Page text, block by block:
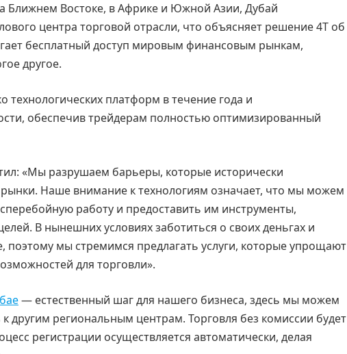
Востоке, в Африке и Южной Азии, Дубай
центра торговой отрасли, что объясняет решение 4T об
бесплатный доступ мировым финансовым рынкам,
другое.
технологических платформ в течение года и
обеспечив трейдерам полностью оптимизированный
«Мы разрушаем барьеры, которые исторически
Наше внимание к технологиям означает, что мы можем
работу и предоставить им инструменты,
В нынешних условиях заботиться о своих деньгах и
поэтому мы стремимся предлагать услуги, которые упрощают
для торговли».
— естественный шаг для нашего бизнеса, здесь мы можем
другим региональным центрам. Торговля без комиссии будет
регистрации осуществляется автоматически, делая